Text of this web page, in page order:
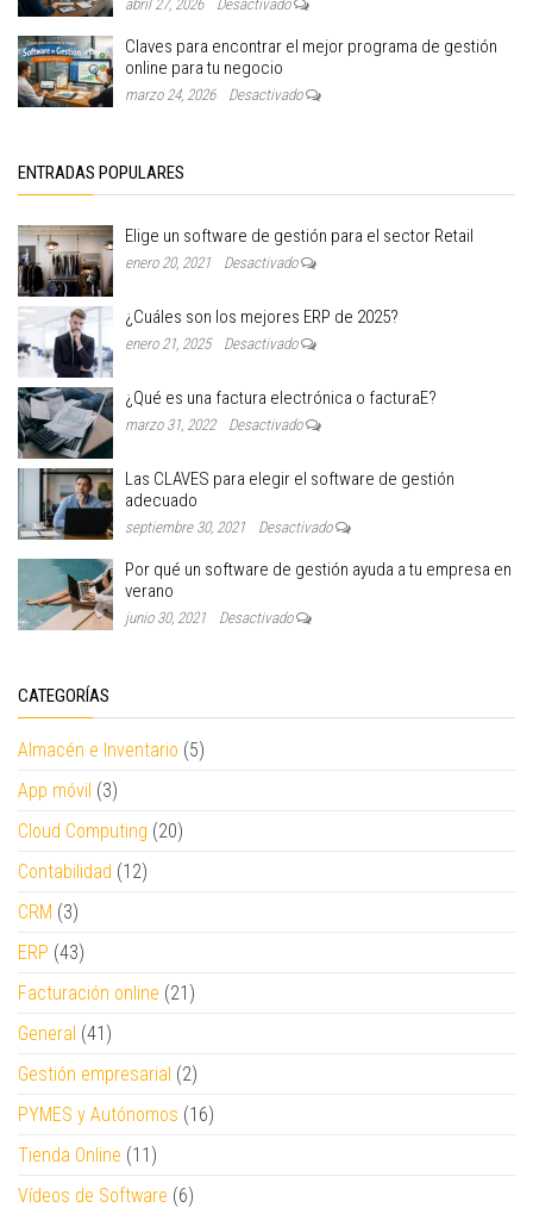
abril 27, 2026 Desactivado
Claves para encontrar el mejor programa de gestión
online para tu negocio
marzo 24, 2026 Desactivado
ENTRADAS POPULARES
Elige un software de gestión para el sector Retail
enero 20, 2021 Desactivado
¿Cuáles son los mejores ERP de 2025?
enero 21, 2025 Desactivado
¿Qué es una factura electrónica o facturaE?
marzo 31, 2022 Desactivado
Las CLAVES para elegir el software de gestión
adecuado
septiembre 30, 2021 Desactivado
Por qué un software de gestión ayuda a tu empresa en
verano
junio 30, 2021 Desactivado
CATEGORÍAS
Almacén e Inventario (5)
App móvil (3)
Cloud Computing (20)
Contabilidad (12)
CRM (3)
ERP (43)
Facturación online (21)
General (41)
Gestión empresarial (2)
PYMES y Autónomos (16)
Tienda Online (11)
Vídeos de Software (6)